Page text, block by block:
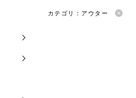
カテゴリ：アウター